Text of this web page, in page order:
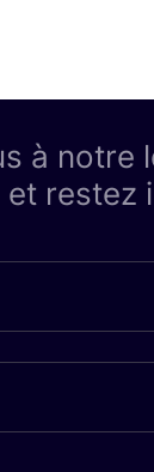
à notre
et restez